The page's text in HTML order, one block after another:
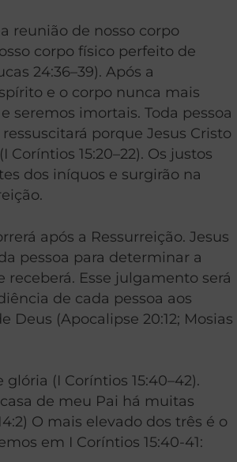
reunião de nosso corpo
corpo físico perfeito de
24:36–39). Após a
e o corpo nunca mais
seremos imortais. Toda pessoa
porque Jesus Cristo
Coríntios 15:20–22). Os justos
dos iníquos e surgirão na
após a Ressurreição. Jesus
pessoa para determinar a
receberá. Esse julgamento será
de cada pessoa aos
Deus (Apocalipse 20:12; Mosias
glória (I Coríntios 15:40–42).
casa de meu Pai há muitas
O mais elevado dos três é o
em I Coríntios 15:40-41: